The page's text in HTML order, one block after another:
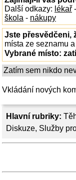
Hlavní rubriky:
Diskuze, Služby
Další odkazy: lékař -
škola - nákupy
Jste přesvědčeni,
místa ze seznamu
Vybrané místo:
Zatím sem nikdo
Vkládání nových